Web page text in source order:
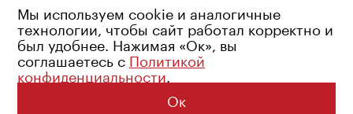
Возрастное ограничение: 16+
Политика конфиденциальности
© 2026 Все права защищены
Мы используем cookie и аналогичные
технологии, чтобы сайт работал корректно и
был удобнее. Нажимая «Ок», вы
соглашаетесь с Политикой
конфиденциальности.
Ок